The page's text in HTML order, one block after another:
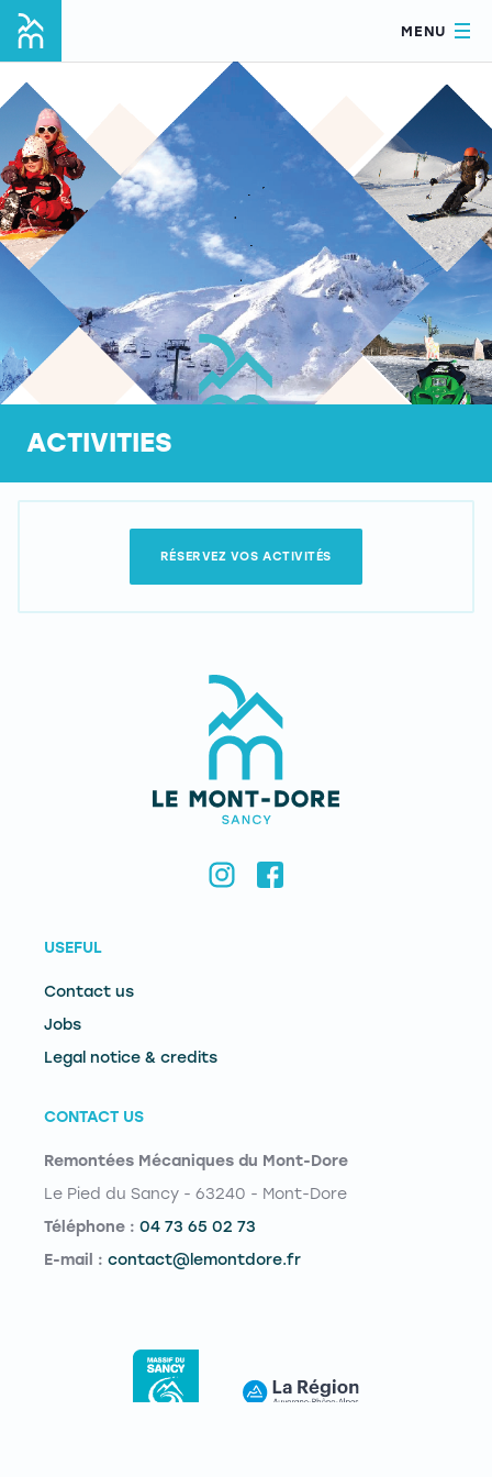
MENU
ACTIVITIES
RÉSERVEZ VOS ACTIVITÉS
USEFUL
Contact us
Jobs
Legal notice & credits
CONTACT US
Remontées Mécaniques du Mont-Dore
Le Pied du Sancy - 63240 - Mont-Dore
Téléphone : 04 73 65 02 73
E-mail : contact@lemontdore.fr